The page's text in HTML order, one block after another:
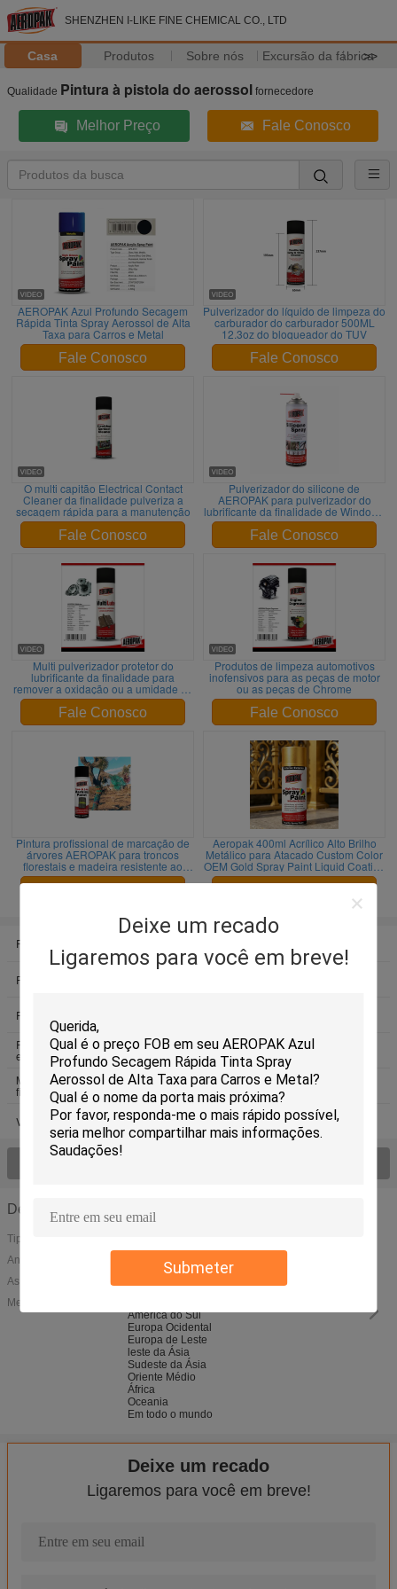
SHENZHEN I-LIKE FINE CHEMICAL CO., LTD
Casa Produtos Sobre nós Excursão da fábrica
>>
Deixe um recado
Ligaremos para você em breve!
Submeter
Qualidade Pintura à pistola do aerossol fornecedore
Melhor Preço Fale Conosco
AEROPAK Azul Profundo Secagem
Rápida Tinta Spray Aerossol de Alta
Taxa para Carros e Metal
Fale Conosco
Pulverizador do líquido de limpeza do
carburador do carburador 500ML
12.3oz do bloqueador do TUV
Fale Conosco
O multi capitão Electrical Contact
Cleaner da finalidade pulveriza a
secagem rápida para a manutenção
Fale Conosco
Pulverizador do silicone de
AEROPAK para pulverizador do
lubrificante da finalidade de Windows
do carro o multi
Fale Conosco
Multi pulverizador protetor do
lubrificante da finalidade para
remover a oxidação ou a umidade de
superfície
Fale Conosco
Produtos de limpeza automotivos
inofensivos para as peças de motor
ou as peças de Chrome
Fale Conosco
Pintura profissional de marcação de
árvores AEROPAK para troncos
florestais e madeira resistente ao
desbotamento duradouro
Aeropak 400ml Acrílico Alto Brilho
Metálico para Atacado Custom Color
OEM Gold Spray Paint Liquid Coating
Automotive Home
Pintura à pistola do aerossol
Produtos dos cuidados com o carro
Pintura à pistola dos grafittis
Reparo do pneumático da
emergência
Produtos do cuidado do agregado
familiar
Multi pulverizador do lubrificante da
finalidade Produtos de limpeza industriais
Vedador da espuma do plutônio
Detalhes da Empresa
Tipo de Negócio:
Ano de Fundação:
As vendas anuais:
Mercado principal:
Ámérica do Sul
Europa Ocidental
Europa de Leste
leste da Ásia
Sudeste da Ásia
Oriente Médio
África
Oceania
Em todo o mundo
Deixe um recado
Ligaremos para você em breve!
Auto vedador verde espumoso do pneu do limo para proteger